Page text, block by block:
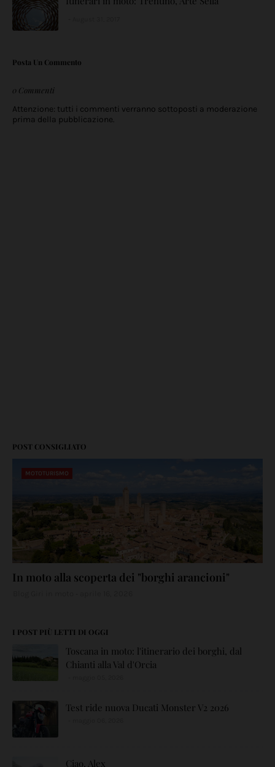
Posta Un Commento
0 Commenti
Attenzione: tutti i commenti verranno sottoposti a moderazione
prima della pubblicazione.
POST CONSIGLIATO
MOTOTURISMO
In moto alla scoperta dei "borghi arancioni"
I POST PIÙ LETTI DI OGGI
Toscana in moto: l'itinerario dei borghi, dal
Chianti alla Val d'Orcia
Test ride nuova Ducati Monster V2 2026
Ciao, Alex